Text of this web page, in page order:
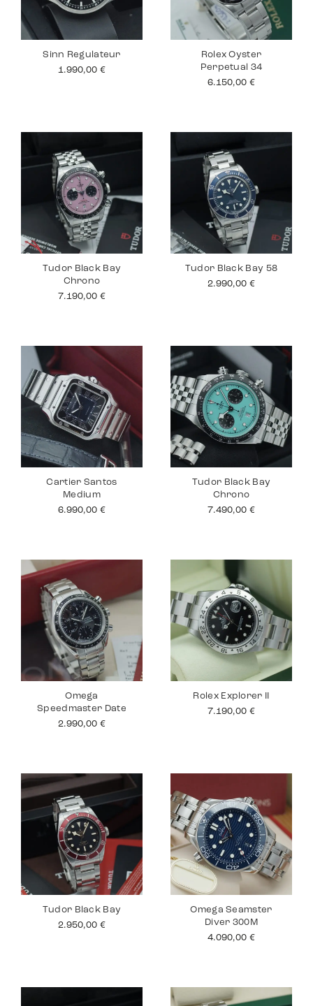
Sinn Regulateur
1.990,00 €
Rolex Oyster
Perpetual 34
6.150,00 €
Tudor Black Bay
Chrono
7.190,00 €
Tudor Black Bay 58
2.990,00 €
Cartier Santos
Medium
6.990,00 €
Tudor Black Bay
Chrono
7.490,00 €
Omega
Speedmaster Date
2.990,00 €
Rolex Explorer II
7.190,00 €
Tudor Black Bay
2.950,00 €
Omega Seamster
Diver 300M
4.090,00 €